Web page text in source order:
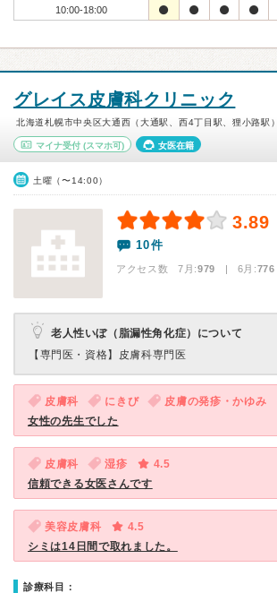
10:00-18:00
グレイス皮膚科クリニック
北海道札幌市中央区大通西（大通駅、西4丁目駅、狸小路駅）
マイナ受付 (スマホ可) 女医在籍
土曜（〜14:00）
3.89
10件
アクセス数 7月:979 | 6月:776
老人性いぼ（脂漏性角化症）について
【専門医・資格】 皮膚科専門医
皮膚科 にきび 皮膚の発疹・かゆみ
女性の先生でした
皮膚科 湿疹
4.5
信頼できる女医さんです
美容皮膚科
4.5
シミは14日間で取れました。
診療科目：